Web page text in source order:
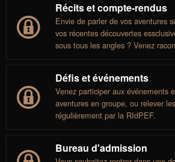
Récits et compte-rendus
Envie de parler de vos aventures
vos récentes découvertes
sous tous les angles ? Venez
Défis et événements
Venez participer aux événements
aventures en groupe, ou relever
régulièrement par la RIdPEF.
Bureau d'admission